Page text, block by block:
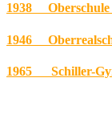
1938 Oberschule
1946
1965 Schiller-